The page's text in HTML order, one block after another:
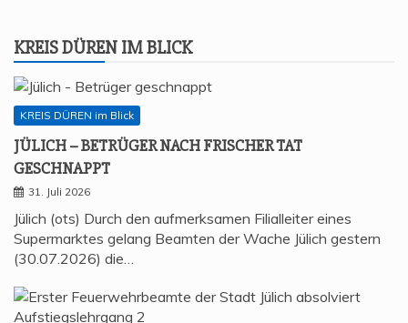
KREIS DÜREN IM BLICK
KREIS DÜREN im Blick
JÜLICH – BETRÜ­GER NACH FRI­SCHER TAT
GESCHNAPPT
31. Juli 2026
Jülich (ots) Durch den aufmerksamen Filialleiter eines
Supermarktes gelang Beamten der Wache Jülich gestern
(30.07.2026) die…